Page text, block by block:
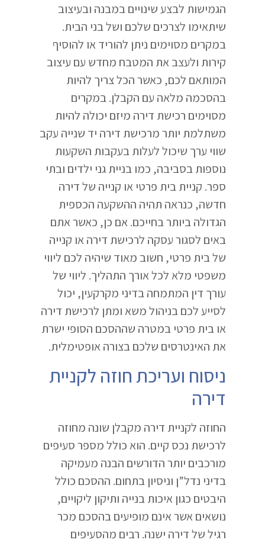
הגמישות לבצע שינויים במבנה ובעיצוב
שיתאימו לצרכים שלכם ושל בני הבית.
במקרים מסוימים ניתן להוריד או להוסיף
קירות ולעצב את המטבח מחדש עם עיצוב
המותאם לכם, כאשר הכל צריך להיות
בהסכמה מלאה עם הקבלן. במקרים
מסוימים רכישת דירה מיזם יכולה להיות
משתלמת יותר מרכישת דירה יד שנייה עקב
שווי ערך שיכול לעלות בעקבות השקעות
נוספות בסביבה, כמו בניית גני ילדים ובתי
ספר. קניית בית פרטי או קנייה של דירה
חדשה, כנראה תהיה ההשקעה הכספית
הגדולה ביותר בחייכם. אם כן, כאשר אתם
באים לסגור עסקה לרכישת דירה או קנייה
של בית פרטי, חשוב מאוד שיהיה לכם ליווי
משפטי מלא לכל אורך התהליך. ליווי של
עורך דין המתמחה בדיני מקרקעין, יכול
לסייע לכם בניהול משא ומתן לרכישת דירה
או בית פרטי במטרה שההסכם הסופי ישרת
את האינטרסים שלכם בצורה אופטימלית.
ניסוח ועריכת חוזה לקניית
דירה
החוזה לקניית דירה מקבלן שונה מחוזה
לרכישת נכס קיים. הוא כולל מספר סעיפים
מורכבים יותר הדורשים הבנה מעמיקה
בדיני נדל”ן וניסיון בתחום. ההסכם כולל
היבטים כגון איכות בנייה ותיקון ליקויים,
נושאים אשר אינם מופיעים בהסכם מכר
רגיל של דירה ישנה. רבים מהסעיפים